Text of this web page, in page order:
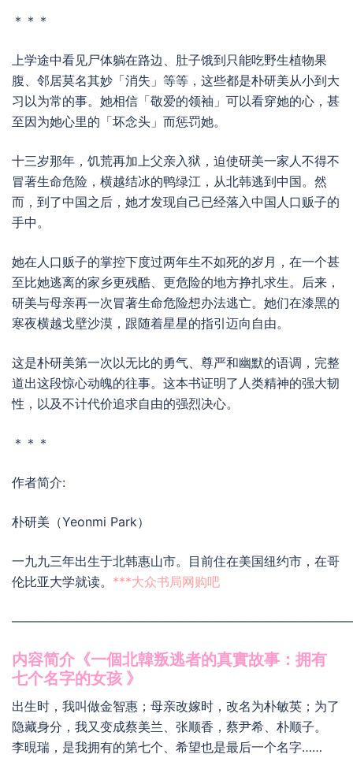
＊＊＊
上学途中看见尸体躺在路边、肚子饿到只能吃野生植物果
腹、邻居莫名其妙「消失」等等，这些都是朴研美从小到大
习以为常的事。她相信「敬爱的领袖」可以看穿她的心，甚
至因为她心里的「坏念头」而惩罚她。
十三岁那年，饥荒再加上父亲入狱，迫使研美一家人不得不
冒著生命危险，横越结冰的鸭绿江，从北韩逃到中国。然
而，到了中国之后，她才发现自己已经落入中国人口贩子的
手中。
她在人口贩子的掌控下度过两年生不如死的岁月，在一个甚
至比她逃离的家乡更残酷、更危险的地方挣扎求生。后来，
研美与母亲再一次冒著生命危险想办法逃亡。她们在漆黑的
寒夜横越戈壁沙漠，跟随着星星的指引迈向自由。
这是朴研美第一次以无比的勇气、尊严和幽默的语调，完整
道出这段惊心动魄的往事。这本书证明了人类精神的强大韧
性，以及不计代价追求自由的强烈决心。
＊＊＊
作者简介:
朴研美（Yeonmi Park）
一九九三年出生于北韩惠山市。目前住在美国纽约市，在哥
伦比亚大学就读。 ***大众书局网购吧
内容简介《一個北韓叛逃者的真實故事：拥有
七个名字的女孩 》
出生时，我叫做金智惠；母亲改嫁时，改名为朴敏英；为了
隐藏身分，我又变成蔡美兰、张顺香，蔡尹希、朴顺子。
李晛瑞，是我拥有的第七个、希望也是最后一个名字……